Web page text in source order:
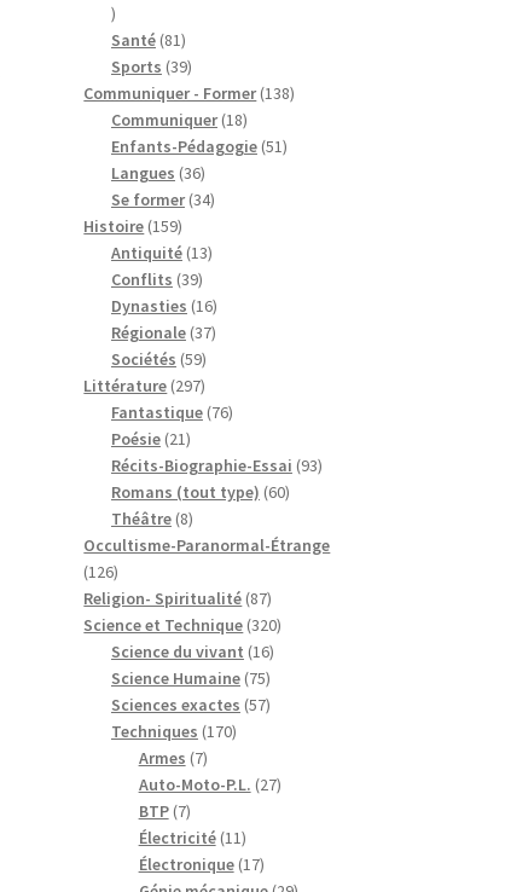
44
produits
Santé 8181
produits
Sports 3939
produits
Communiquer - Former 138138
Communiquer 1818
produits
Enfants-Pédagogie 5151
Langues 3636
produits
Se former 3434
Histoire 159159
produits
Antiquité 1313
Conflits 3939
produits
Dynasties 1616
produits
Régionale 3737
Sociétés 5959
produits
Littérature 297297
produits
Fantastique 7676
Poésie 2121
produits
Récits-Biographie-Essai 9393
Romans (tout type) 6060
Théâtre 88
produits
Occultisme-Paranormal-Étrange
126126
produits
Religion- Spiritualité 8787
produits
Science et Technique 320320
Science du vivant 1616
produits
Science Humaine 7575
produits
Sciences exactes 5757
Techniques 170170
Armes 77
produits
Auto-Moto-P.L. 2727
BTP 77
produits
Électricité 1111
produits
Électronique 1717